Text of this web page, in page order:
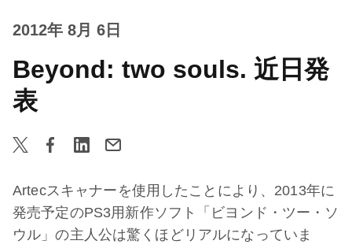
2012年 8月 6日
Beyond: two souls. 近日発
表
Artecスキャナーを使用したことにより、2013年に
発売予定のPS3用新作ソフト「ビヨンド・ツー・ソ
ウル」の主人公は驚くほどリアルになっていま